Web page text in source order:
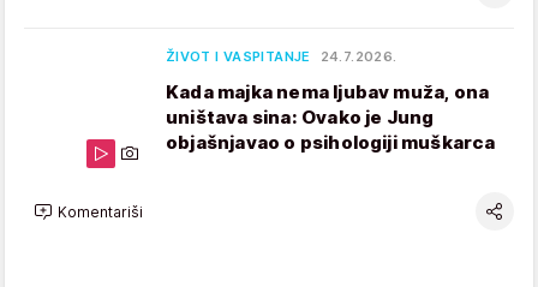
ŽIVOT I VASPITANJE 24.7.2026.
Kada majka nema ljubav muža, ona
uništava sina: Ovako je Jung
objašnjavao o psihologiji muškarca
Komentariši